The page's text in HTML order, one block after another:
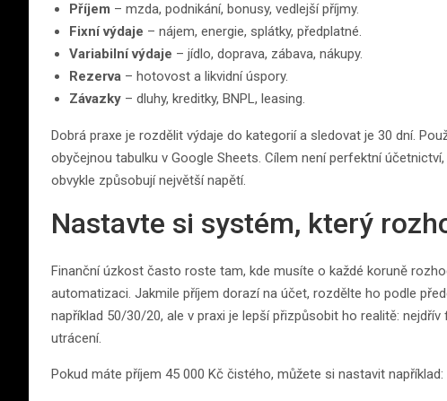
Příjem – mzda, podnikání, bonusy, vedlejší příjmy.
Fixní výdaje – nájem, energie, splátky, předplatné.
Variabilní výdaje – jídlo, doprava, zábava, nákupy.
Rezerva – hotovost a likvidní úspory.
Závazky – dluhy, kreditky, BNPL, leasing.
Dobrá praxe je rozdělit výdaje do kategorií a sledovat je 30 dní.
obyčejnou tabulku v Google Sheets. Cílem není perfektní
obvykle způsobují největší napětí.
Nastavte si systém, který
Finanční úzkost často roste tam, kde musíte o každé koruně
automatizaci. Jakmile příjem dorazí na účet, rozdělte ho podle
například 50/30/20, ale v praxi je lepší přizpůsobit ho realitě:
utrácení.
Pokud máte příjem 45 000 Kč čistého, můžete si nastavit například: